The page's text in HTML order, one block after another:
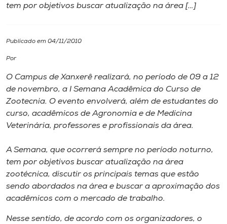
Internacionalização
Cultura
CPA
Biblioteca
Editora
Rádio
tem por objetivos buscar atualização na área […]
Publicado em 04/11/2010
Por
O Campus de Xanxerê realizará, no período de 09 a 12
de novembro, a I Semana Acadêmica do Curso de
Zootecnia. O evento envolverá, além de estudantes do
curso, acadêmicos de Agronomia e de Medicina
Veterinária, professores e profissionais da área.
A Semana, que ocorrerá sempre no período noturno,
tem por objetivos buscar atualização na área
zootécnica, discutir os principais temas que estão
sendo abordados na área e buscar a aproximação dos
acadêmicos com o mercado de trabalho.
Nesse sentido, de acordo com os organizadores, o